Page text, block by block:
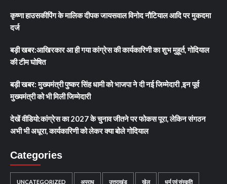
कृष्णा हाउसकीपिंग के मालिक दीपक जायसवाल विनोद नौटियाल आदि पर मुकदमा
दर्ज
बड़ी खबर:आखिरकार आ ही गया कांग्रेस की कार्यकारिणी का शुभ मुहूर्त, गोदियाल
की टीम घोषित
बड़ी खबर: मुख्यमंत्री पुष्कर सिंह धामी को भाजपा ने दी नई जिम्मेदारी ,इन पूर्व
मुख्यमंत्री को भी मिली जिम्मेदारी
देखें वीडियो:कांग्रेस का 2027 के चुनाव जीतने पर फोकस पूरा, लेकिन संगठन
अभी भी अधूरा, कार्यकारिणी को लेकर क्या बोले गोदियाल
Categories
UNCATEGORIZED अपराध उत्तराखंड खेल धर्म एवं संस्कृति